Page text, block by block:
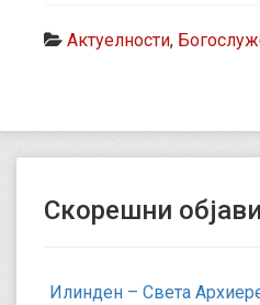
Актуелности,
Скорешни објави
Илинден – Света